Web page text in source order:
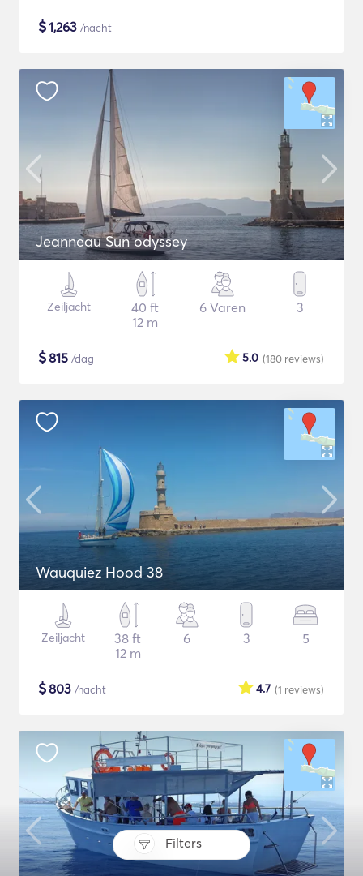
Filters
$1,263 /nacht
Jeanneau Sun odyssey
Zeiljacht
40 ft
12 m
6 Varen 3
$815 /dag (180 reviews)
5.0
Wauquiez Hood 38
Zeiljacht
38 ft
12 m
6 3 5
$803 /nacht (1 reviews)
4.7